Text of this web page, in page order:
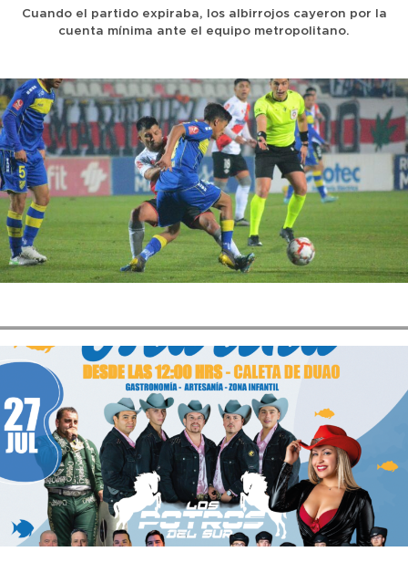
Cuando el partido expiraba, los albirrojos cayeron por la
cuenta mínima ante el equipo metropolitano.